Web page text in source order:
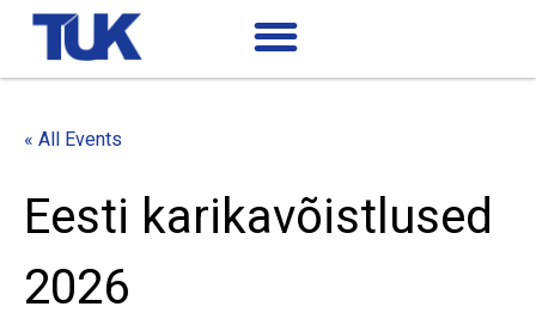
« All Events
Eesti karikavõistlused
2026